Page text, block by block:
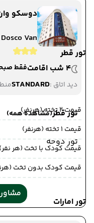
تور قطر
تور قطر(مشاهده همه)
تور دوحه
تور امارات
دوسکو
Van
4 شب اقامت
فقط
دید اتاق :STANDARD
قیمت 2 تخته (هرنفر)
قیمت 1 تخته (هرنفر)
قیمت کودک با تخت (هر نفر)
قیمت کودک بدون تخت